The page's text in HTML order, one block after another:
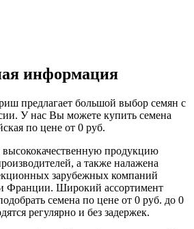
информация
предлагает большой выбор семян с
У нас Вы можете купить семена
по цене от 0 руб.
продукцию
а также налажена
зарубежных компаний
Франции. Широкий ассортимент
семена по цене от 0 руб. до 0
регулярно и без задержек.